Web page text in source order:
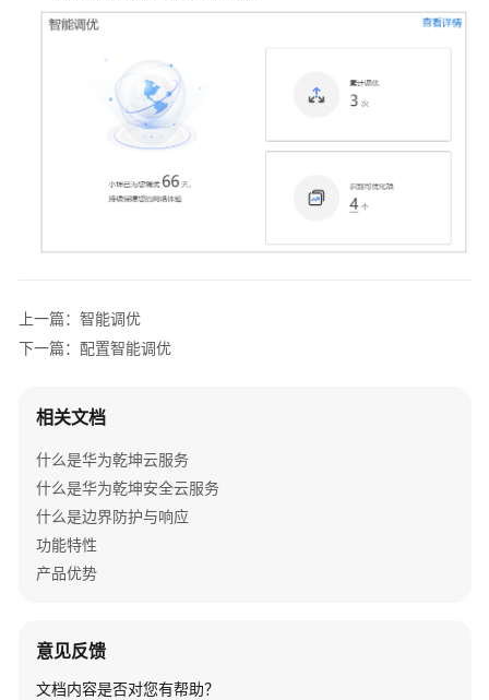
服
署
络
运
维
用
前
须
服
上一篇：智能调优
下一篇：配置智能调优
相关文档
什么是华为乾坤云服务
什么是华为乾坤安全云服务
什么是边界防护与响应
功能特性
产品优势
意见反馈
文档内容是否对您有帮助？